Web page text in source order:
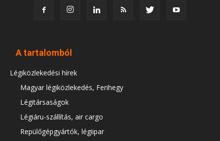
A tartalomból
Légiközlekedési hírek
Magyar légiközlekedés, Ferihegy
Légitársaságok
Légiáru-szállítás, air cargo
Repülőgépgyártók, légiipar